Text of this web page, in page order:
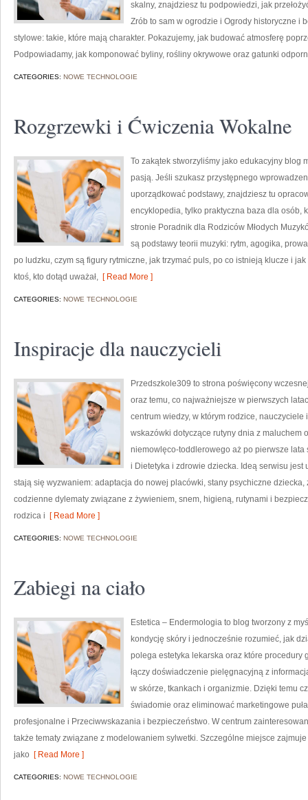
skalny, znajdziesz tu podpowiedzi, jak
Zrób to sam w ogrodzie i Ogrody historyczne i
stylowe: takie, które mają charakter. Pokazujemy, jak budować atmosferę
Podpowiadamy, jak komponować byliny, rośliny okrywowe oraz gatunki
CATEGORIES: NOWE TECHNOLOGIE
Rozgrzewki i Ćwiczenia Wokalne
To zakątek stworzyliśmy jako edukacyjny blog
pasją. Jeśli szukasz przystępnego
uporządkować podstawy, znajdziesz tu
encyklopedia, tylko praktyczna baza dla osób,
stronie Poradnik dla Rodziców Młodych
są podstawy teorii muzyki: rytm, agogika,
po ludzku, czym są figury rytmiczne, jak trzymać puls, po co istnieją klucze i
ktoś, kto dotąd uważał, [ Read More ]
CATEGORIES: NOWE TECHNOLOGIE
Inspiracje dla nauczycieli
Przedszkole309 to strona poświęcony
oraz temu, co najważniejsze w pierwszych
centrum wiedzy, w którym rodzice,
wskazówki dotyczące rutyny dnia z maluchem
niemowlęco-toddlerowego aż po pierwsze lata
i Dietetyka i zdrowie dziecka. Ideą serwisu
stają się wyzwaniem: adaptacja do nowej placówki, stany psychiczne dziecka,
codzienne dylematy związane z żywieniem, snem, higieną, rutynami i
rodzica i [ Read More ]
CATEGORIES: NOWE TECHNOLOGIE
Zabiegi na ciało
Estetica – Endermologia to blog tworzony z
kondycję skóry i jednocześnie rozumieć, jak
polega estetyka lekarska oraz które procedury
łączy doświadczenie pielęgnacyjną z
w skórze, tkankach i organizmie. Dzięki temu
świadomie oraz eliminować marketingowe
profesjonalne i Przeciwwskazania i bezpieczeństwo. W centrum
także tematy związane z modelowaniem sylwetki. Szczególne miejsce
jako [ Read More ]
CATEGORIES: NOWE TECHNOLOGIE